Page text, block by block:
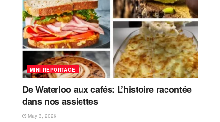
MINI REPORTAGE
De Waterloo aux cafés: L’histoire racontée
dans nos assiettes
May 3, 2026